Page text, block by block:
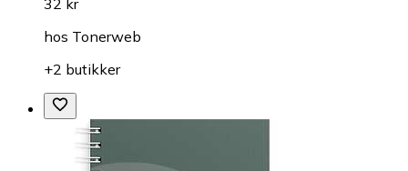
32 kr
hos Tonerweb
+2 butikker